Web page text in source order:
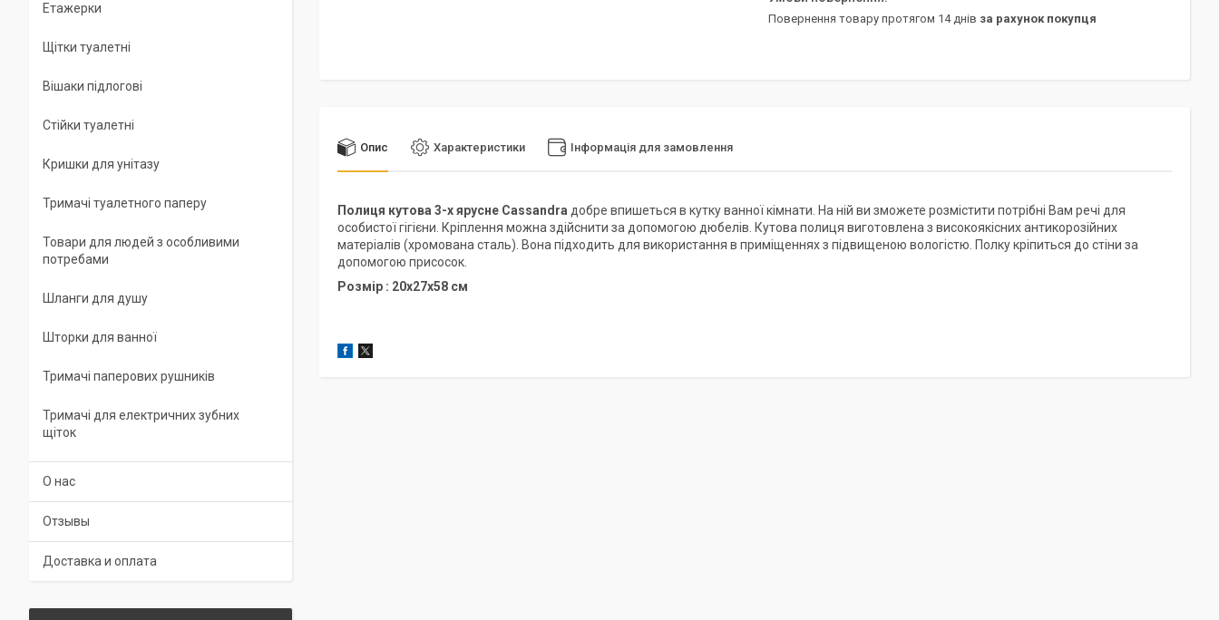
повернення товару протягом 14 днів за рахунок покупця
Опис Характеристики Інформація для замовлення
Полиця кутова 3-х ярусне Cassandra добре впишеться в кутку ванної кімнати. На ній ви зможете розмістити потрібні Вам речі для
особистої гігієни. Кріплення можна здійснити за допомогою дюбелів. Кутова полиця виготовлена з високоякісних антикорозійних
матеріалів (хромована сталь). Вона підходить для використання в приміщеннях з підвищеною вологістю. Полку кріпиться до стіни за
допомогою присосок.
Розмір : 20х27х58 см
Етажерки
Щітки туалетні
Вішаки підлогові
Стійки туалетні
Кришки для унітазу
Тримачі туалетного паперу
Товари для людей з особливими
потребами
Шланги для душу
Шторки для ванної
Тримачі паперових рушників
Тримачі для електричних зубних
щіток
О нас
Отзывы
Доставка и оплата